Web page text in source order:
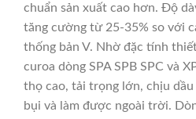
chuẩn sản xuất cao hơn. Độ
tăng cường từ 25-35% so với
thống bản V. Nhờ đặc tính
curoa dòng SPA SPB SPC và
thọ cao, tải trọng lớn, chịu
bụi và làm được ngoài trời.